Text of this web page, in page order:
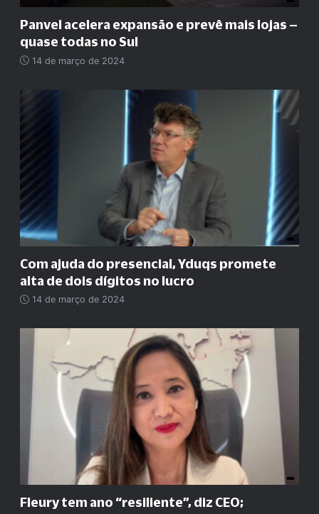
Panvel acelera expansão e prevê mais lojas –
quase todas no Sul
14 de março de 2024
Com ajuda do presencial, Yduqs promete
alta de dois dígitos no lucro
14 de março de 2024
Fleury tem ano “resiliente”, diz CEO;